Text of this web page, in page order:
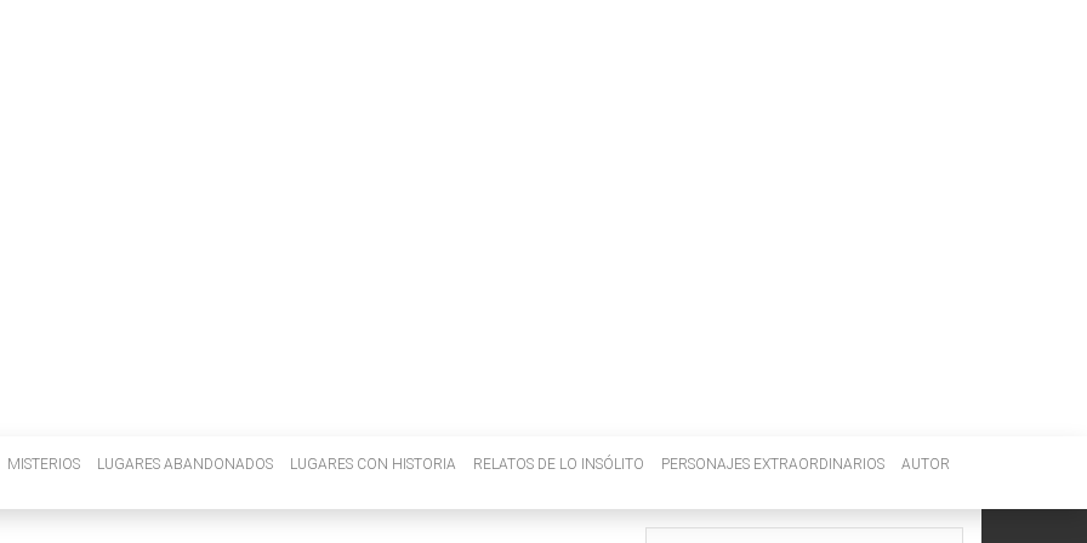
MISTERIOS LUGARES ABANDONADOS LUGARES CON HISTORIA RELATOS DE LO INSÓLITO PERSONAJES EXTRAORDINARIOS AUTOR